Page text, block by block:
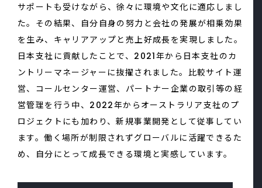
サポートも受けながら、徐々に環境や文化に適応しまし
た。その結果、自分自身の努力と会社の発展が相乗効果
を生み、キャリアアップと売上好成長を実現しました。
日本支社に貢献したことで、2021年から日本支社のカ
ントリーマネージャーに抜擢されました。比較サイト運
営、コールセンター運営、パートナー企業の取引等の経
営管理を行う中、2022年からオーストラリア支社のプ
ロジェクトにも加わり、新規事業開発として従事してい
ます。働く場所が制限されずグローバルに活躍できるた
め、自分にとって成長できる環境と実感しています。